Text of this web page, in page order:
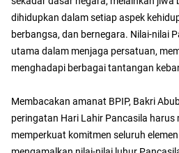
dihidupkan dalam setiap aspek
berbangsa, dan bernegara. Nilai-nilai
utama dalam menjaga persatuan,
menghadapi berbagai tantangan
Membacakan amanat BPIP, Bakri
peringatan Hari Lahir Pancasila
memperkuat komitmen seluruh